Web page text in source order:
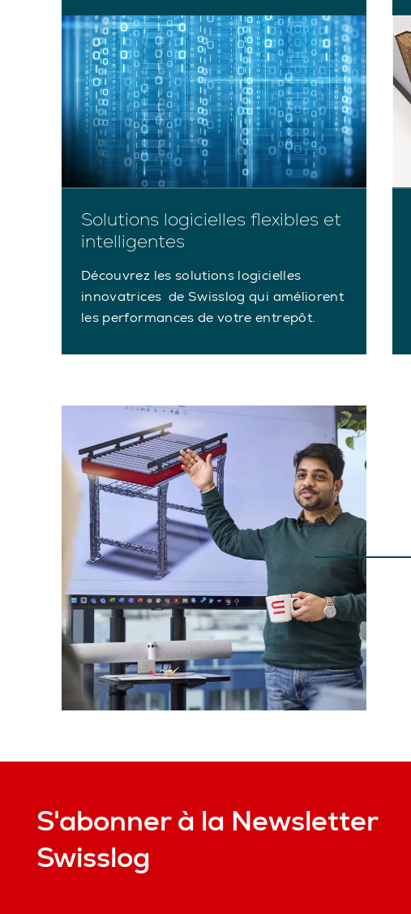
Solutions logicielles flexibles et
intelligentes
Découvrez les solutions logicielles
innovatrices de Swisslog qui améliorent
les performances de votre entrepôt.
S'abonner à la Newsletter
Swisslog